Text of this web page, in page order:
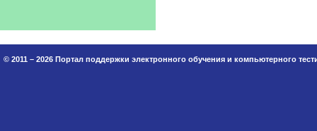
© 2011 – 2026 Портал поддержки электронного обучения и компьютерного